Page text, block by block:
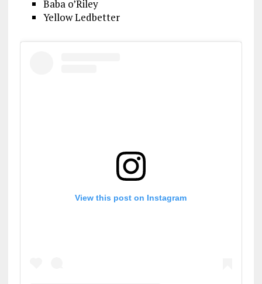
Baba o’Riley
Yellow Ledbetter
View this post on Instagram